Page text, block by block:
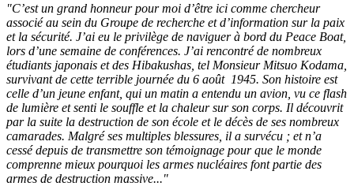
"C’est un grand honneur pour moi d’être ici comme chercheur
associé au sein du Groupe de recherche et d’information sur la paix
et la sécurité. J’ai eu le privilège de naviguer à bord du Peace Boat,
lors d’une semaine de conférences. J’ai rencontré de nombreux
étudiants japonais et des Hibakushas, tel Monsieur Mitsuo Kodama,
survivant de cette terrible journée du 6 août 1945. Son histoire est
celle d’un jeune enfant, qui un matin a entendu un avion, vu ce flash
de lumière et senti le souffle et la chaleur sur son corps. Il découvrit
par la suite la destruction de son école et le décès de ses nombreux
camarades. Malgré ses multiples blessures, il a survécu ; et n’a
cessé depuis de transmettre son témoignage pour que le monde
comprenne mieux pourquoi les armes nucléaires font partie des
armes de destruction massive..."